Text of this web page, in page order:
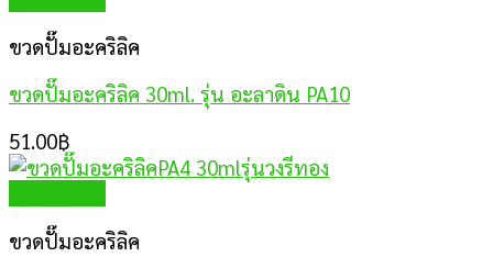
ขวดปั๊มอะคริลิค
ขวดปั๊มอะคริลิค 30ml. รุ่น อะลาดิน PA10
51.00฿
ขวดปั๊มอะคริลิค